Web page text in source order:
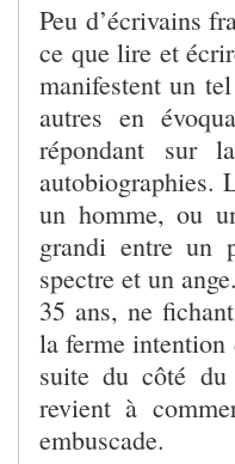
Peu d’écrivains
ce que lire et
manifestent un
autres en
répondant sur
autobiographies.
un homme, ou
grandi entre un
spectre et un
35 ans, ne
la ferme intention
suite du côté
revient à
embuscade.